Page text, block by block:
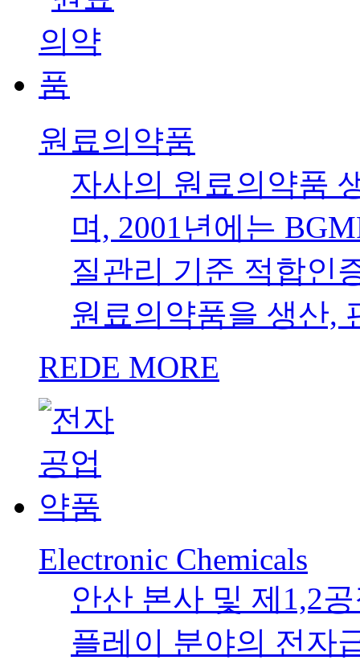
원료의약품
자사의 원료의약품
며, 2001년에는
질관리 기준 적합인
원료의약품을 생산,
REDE MORE
Electronic Chemicals
안산 본사 및 제1,2
플레이 분야의 전자